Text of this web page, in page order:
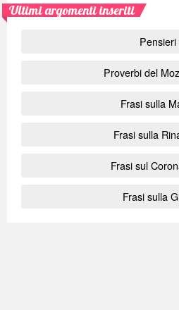
Ultimi argomenti inseriti
Pensieri
Proverbi del
Frasi sulla
Frasi sulla
Frasi sul
Frasi sulla